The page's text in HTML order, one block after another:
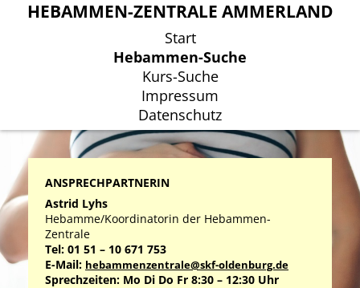
HEBAMMEN-ZENTRALE AMMERLAND
Start
Hebammen-Suche
Kurs-Suche
Impressum
Datenschutz
HEBAMMEN-ZENTRALE AMMERLAND
Start
Hebammen-Suche
Kurs-Suche
Impressum
Datenschutz
ANSPRECHPARTNERIN
Astrid Lyhs
Hebamme/Koordinatorin der Hebammen-
Zentrale
Tel: 01 51 – 10 671 753
E-Mail: hebammenzentrale@skf-oldenburg.de
Sprechzeiten: Mo Di Do Fr 8:30 – 12:30 Uhr